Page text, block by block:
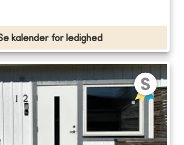
kalender for ledighed